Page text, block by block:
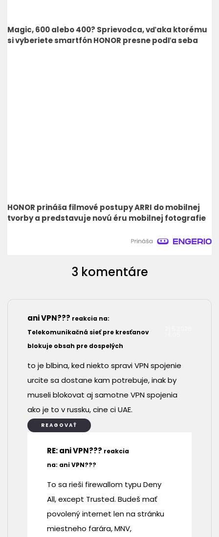
Magic, 600 alebo 400? Sprievodca, vďaka ktorému
si vyberiete smartfón HONOR presne podľa seba
HONOR prináša filmové postupy ARRI do mobilnej
tvorby a predstavuje novú éru mobilnej fotografie
3 komentáre
ani VPN??? reakcia na:
Telekomunikačná sieť pre kresťanov
blokuje obsah pre dospelých
to je blbina, ked niekto spravi VPN spojenie
urcite sa dostane kam potrebuje, inak by
museli blokovat aj samotne VPN spojenia
ako je to v russku, cine ci UAE.
REAGOVAŤ
RE: ani VPN??? reakcia
na: ani VPN???
To sa rieši firewallom typu Deny
All, except Trusted. Budeš mať
povolený internet len na stránku
miestneho farára, MNV,